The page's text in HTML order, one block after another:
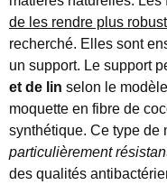
de les rendre plus
recherché. Elles sont
un support. Le support
et de lin selon le
moquette en fibre de
synthétique. Ce type de
particulièrement
des qualités